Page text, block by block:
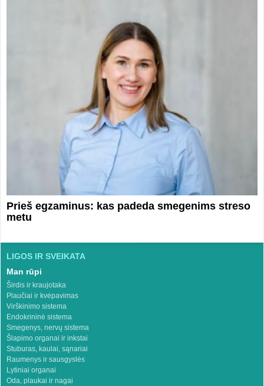
Prieš egzaminus: kas padeda smegenims streso
metu
LIGOS IR SVEIKATA
Man rūpi
Širdis ir kraujotaka
Plaučiai ir kvėpavimas
Virškinimo sistema
Endokrininė sistema
Smegenys, nervų sistema
Šlapimo organai ir inkstai
Stuburas, kaulai, sąnariai
Raumenys ir sausgyslės
Lytiniai organai
Oda, plaukai ir nagai